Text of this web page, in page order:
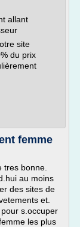
allant
site
du prix
femme
tres bonne.
au moins
des sites de
et.
s.occuper
les plus